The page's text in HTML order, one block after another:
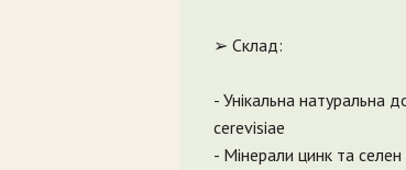
➢ Склад:
- Унікальна натуральна
cerevisiae
- Мінерали цинк та селен